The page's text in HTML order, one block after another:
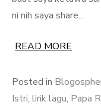
ni nih saya share…
READ MORE
Posted in
Istri, lirik lagu, Papa